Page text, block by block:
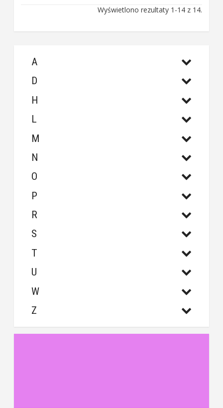
Wyświetlono rezultaty 1-14 z 14.
A
D
H
L
M
N
O
P
R
S
T
U
W
Z